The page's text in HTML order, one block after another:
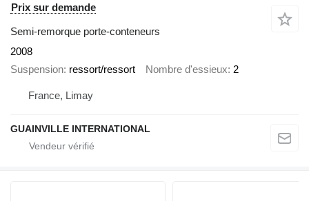
Prix sur demande
Semi-remorque porte-conteneurs
2008
Suspension ressort/ressort Nombre d'essieux 2
France, Limay
GUAINVILLE INTERNATIONAL